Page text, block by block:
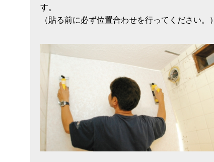
す。
（貼る前に必ず位置合わせを行ってください。）